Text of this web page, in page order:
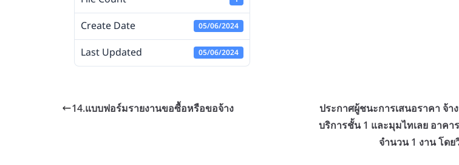
Create Date 05/06/2024
Last Updated 05/06/2024
14.แบบฟอร์มรายงานขอซื้อหรือขอจ้าง
ประกาศผู้ชนะการเสนอราคา จ้า
บริการชั้น 1 และมุมไทเลย อาคา
จำนวน 1 งาน โดย